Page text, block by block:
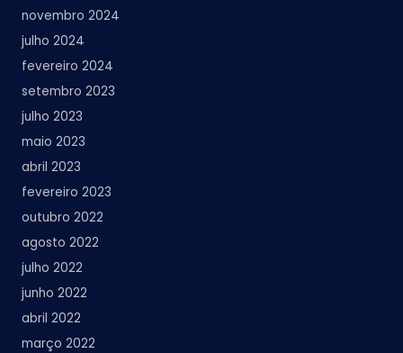
novembro 2024
julho 2024
fevereiro 2024
setembro 2023
julho 2023
maio 2023
abril 2023
fevereiro 2023
outubro 2022
agosto 2022
julho 2022
junho 2022
abril 2022
março 2022